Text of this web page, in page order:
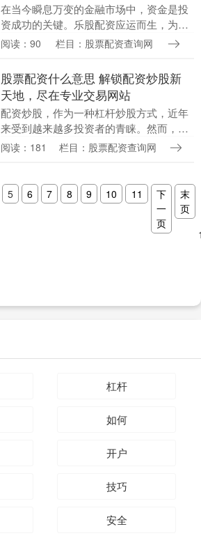
在当今瞬息万变的金融市场中，资金是投
资成功的关键。乐股配资应运而生，为投
资者提供了一种解锁资金、助力投资腾飞
的风险。高杠杆....
阅读：90 栏目：股票配资查询网
股票配资什么意思 解锁配资炒股新
天地，尽在专业交易网站
配资炒股，作为一种杠杆炒股方式，近年
来受到越来越多投资者的青睐。然而，选
择一个安全可靠的配资平台至关重要。专
阅读：181 栏目：股票配资查询网
5 6 7 8 9 10 11
下
一
页
末
页
杠杆
如何
开户
技巧
安全